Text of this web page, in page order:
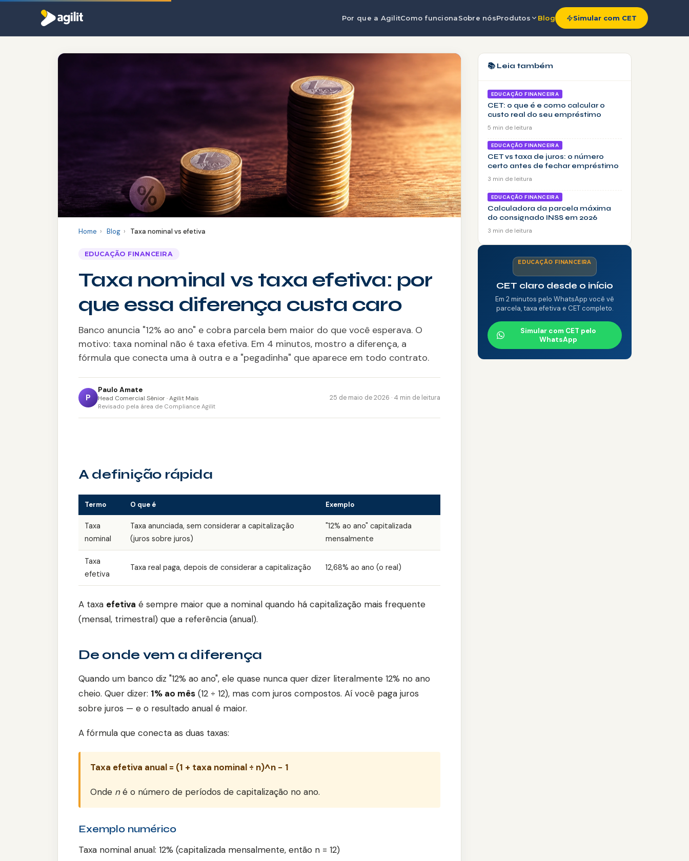
Por que a AgilitComo funcionaSobre nósProdutos Blog Simular com CET
Home › Blog › Taxa nominal vs efetiva
EDUCAÇÃO FINANCEIRA
Taxa nominal vs taxa efetiva: por
que essa diferença custa caro
Banco anuncia "12% ao ano" e cobra parcela bem maior do que você esperava. O
motivo: taxa nominal não é taxa efetiva. Em 4 minutos, mostro a diferença, a
fórmula que conecta uma à outra e a "pegadinha" que aparece em todo contrato.
P
Paulo Amate
Head Comercial Sênior · Agilit Mais
Revisado pela área de Compliance Agilit
25 de maio de 2026 · 4 min de leitura
A definição rápida
Termo O que é Exemplo
Taxa
nominal
Taxa anunciada, sem considerar a capitalização
(juros sobre juros)
"12% ao ano" capitalizada
mensalmente
Taxa
efetiva
Taxa real paga, depois de considerar a capitalização 12,68% ao ano (o real)
A taxa efetiva é sempre maior que a nominal quando há capitalização mais frequente
(mensal, trimestral) que a referência (anual).
De onde vem a diferença
Quando um banco diz "12% ao ano", ele quase nunca quer dizer literalmente 12% no ano
cheio. Quer dizer: 1% ao mês (12 ÷ 12), mas com juros compostos. Aí você paga juros
sobre juros — e o resultado anual é maior.
A fórmula que conecta as duas taxas:
Taxa efetiva anual = (1 + taxa nominal ÷ n)^n − 1
Onde né o número de períodos de capitalização no ano.
Exemplo numérico
Taxa nominal anual: 12% (capitalizada mensalmente, então n = 12)
📚 Leia também
EDUCAÇÃO FINANCEIRA
CET: o que é e como calcular o
custo real do seu empréstimo
5 min de leitura
EDUCAÇÃO FINANCEIRA
CET vs taxa de juros: o número
certo antes de fechar empréstimo
3 min de leitura
EDUCAÇÃO FINANCEIRA
Calculadora da parcela máxima
do consignado INSS em 2026
3 min de leitura
EDUCAÇÃO FINANCEIRA
CET claro desde o início
Em 2 minutos pelo WhatsApp você vê
parcela, taxa efetiva e CET completo.
Simular com CET pelo
WhatsApp